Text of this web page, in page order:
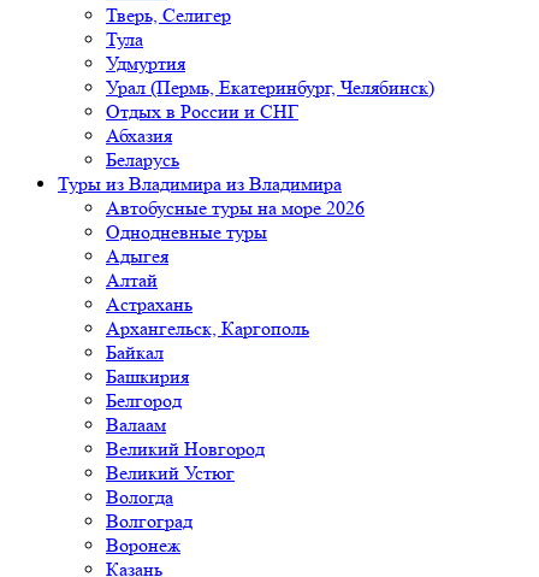
Тверь, Селигер
Тула
Удмуртия
Урал (Пермь, Екатеринбург, Челябинск)
Отдых в России и СНГ
Абхазия
Беларусь
Туры из Владимира из Владимира
Автобусные туры на море 2026
Однодневные туры
Адыгея
Алтай
Астрахань
Архангельск, Каргополь
Байкал
Башкирия
Белгород
Валаам
Великий Новгород
Великий Устюг
Вологда
Волгоград
Воронеж
Казань